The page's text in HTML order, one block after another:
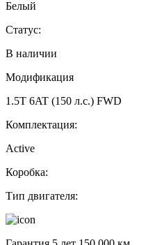
Белый
Статус:
В наличии
Модификация
1.5T 6AT (150 л.с.) FWD
Комплектация:
Active
Коробка:
Тип двигателя: